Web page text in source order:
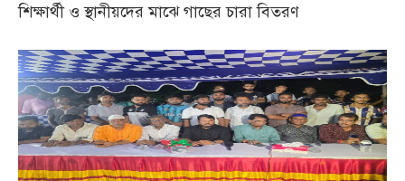
শিক্ষার্থী ও স্থানীয়দের মাঝে গাছের চারা বিতরণ